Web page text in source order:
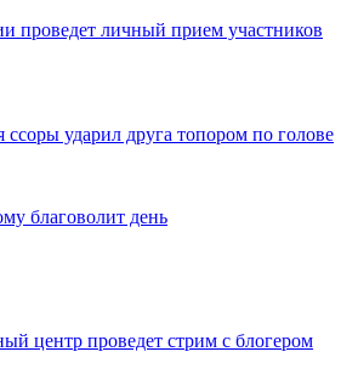
проведет личный прием участников
ссоры ударил друга топором по голове
благоволит день
центр проведет стрим с блогером